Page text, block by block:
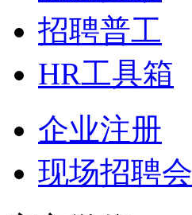
招聘普工
HR工具箱
企业注册
现场招聘会